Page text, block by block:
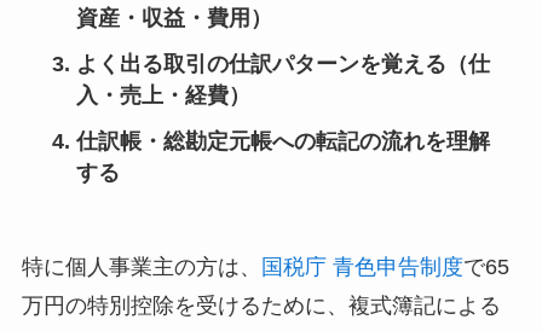
資産・収益・費用）
よく出る取引の仕訳パターンを覚える（仕
入・売上・経費）
仕訳帳・総勘定元帳への転記の流れを理解
する
特に個人事業主の方は、 国税庁 青色申告制度で65
万円の特別控除を受けるために、複式簿記による